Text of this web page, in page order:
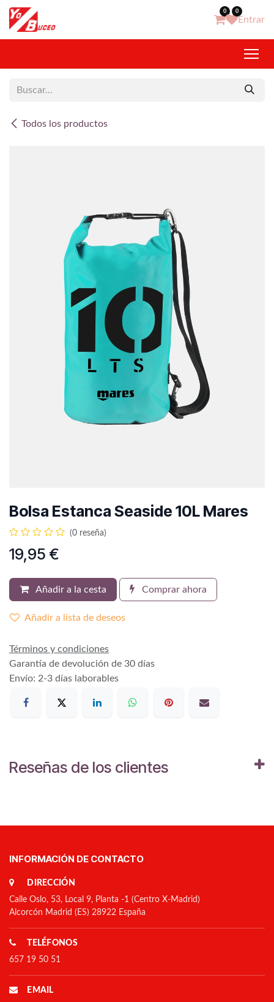
Ir al contenido 0 0
Entrar
Todos los productos
Bolsa Estanca Seaside 10L Mares
(0 reseña)
19,95 €
Añadir a la cesta Comprar ahora
Añadir a lista de deseos
Términos y condiciones
Garantía de devolución de 30 días
Envío: 2-3 días laborables
Reseñas de los clientes
INFORMACIÓN DE CONTACTO
DIRECCIÓN
Calle Oslo, 53, Local 9, Planta -1 (Centro X-Madrid)
Alcorcón Madrid (ES) 28922 España
TELÉFONOS
657 19 50 51
EMAIL